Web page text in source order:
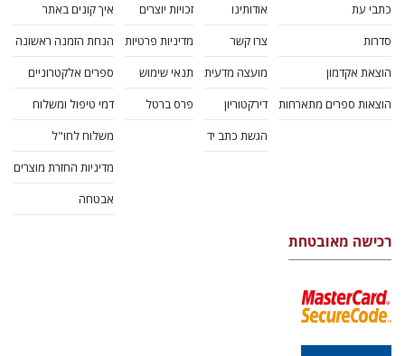
כתבי עת
סדרות
הוצאת אקדמון
הוצאות ספרים מתארחות
אודותינו
צרו קשר
מועצה מדעית
דירקטוריון
הגשת כתב יד
זכויות יוצרים
מדיניות פרטיות
תנאי שימוש
פרס ברטל
איך קונים באתר
הנחת הזמנה ראשונה
ספרים אלקטרוניים
דמי טיפול ומשלוח
משלוח לחו"ל
מדיניות החזרת מוצרים
אבטחה
רכישה מאובטחת